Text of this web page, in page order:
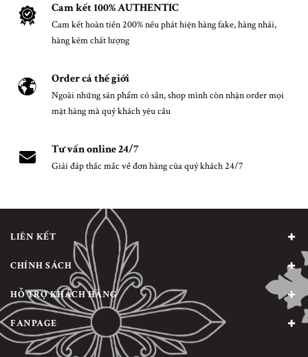
Cam kết 100% AUTHENTIC
Cam kết hoàn tiền 200% nếu phát hiện hàng fake, hàng nhái,
hàng kém chất lượng
Order cả thế giới
Ngoài những sản phẩm có sẵn, shop mình còn nhận order mọi
mặt hàng mà quý khách yêu cầu
Tư vấn online 24/7
Giải đáp thắc mắc về đơn hàng của quý khách 24/7
LIÊN KẾT
CHÍNH SÁCH
HỖ TRỢ KHÁCH HÀNG
FANPAGE